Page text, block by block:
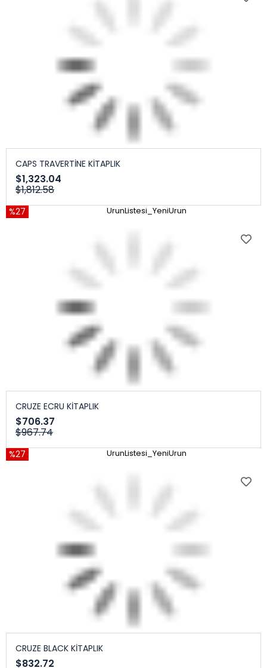
CAPS TRAVERTİNE KİTAPLIK
$1,323.04
$1,812.58
%27 UrunListesi_YeniUrun
CRUZE ECRU KİTAPLIK
$706.37
$967.74
%27 UrunListesi_YeniUrun
CRUZE BLACK KİTAPLIK
$832.72